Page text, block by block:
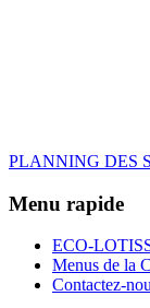
PLANNING DES
Menu rapide
ECO-
Menus de la
Contactez-